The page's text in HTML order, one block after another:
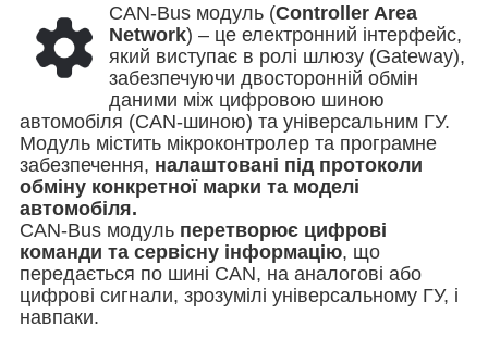
CAN-Bus модуль (Controller Area
Network) – це електронний інтерфейс,
який виступає в ролі шлюзу (Gateway),
забезпечуючи двосторонній обмін
даними між цифровою шиною
автомобіля (CAN-шиною) та універсальним ГУ.
Модуль містить мікроконтролер та програмне
забезпечення, налаштовані під протоколи
обміну конкретної марки та моделі
автомобіля.
CAN-Bus модуль перетворює цифрові
команди та сервісну інформацію, що
передається по шині CAN, на аналогові або
цифрові сигнали, зрозумілі універсальному ГУ, і
навпаки.